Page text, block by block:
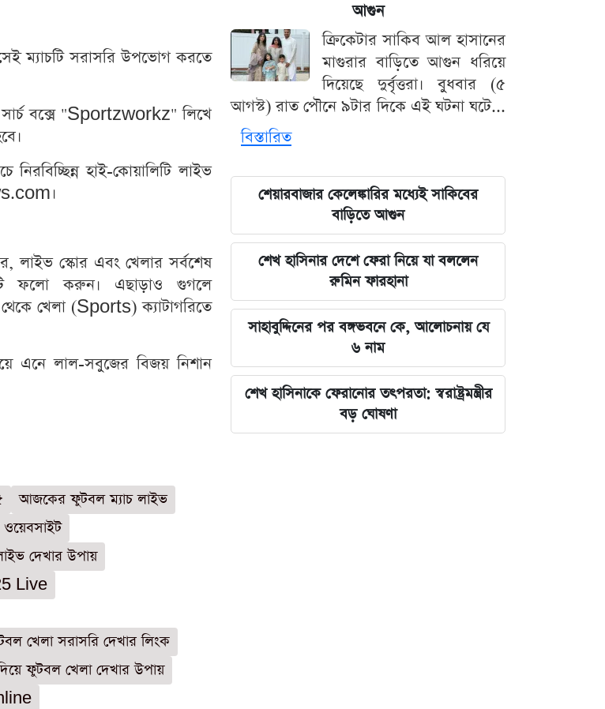
ম্যাচটি সরাসরি উপভোগ করতে
সার্চ বক্সে "Sportzworkz" লিখে
হাই-কোয়ালিটি লাইভ
লাইভ স্কোর এবং খেলার সর্বশেষ
ফলো করুন। এছাড়াও গুগলে
খেলা (Sports) ক্যাটাগরিতে
এনে লাল-সবুজের বিজয় নিশান
আজকের ফুটবল ম্যাচ লাইভ
দেখার উপায়
Live
খেলা সরাসরি দেখার লিংক
ফুটবল খেলা দেখার উপায়
আগুন
ক্রিকেটার সাকিব আল হাসানের
মাগুরার বাড়িতে আগুন ধরিয়ে
দিয়েছে দুর্বৃত্তরা। বুধবার (৫
আগস্ট) রাত পৌনে ৯টার দিকে এই ঘটনা ঘটে...
বিস্তারিত
শেয়ারবাজার কেলেঙ্কারির মধ্যেই সাকিবের
বাড়িতে আগুন
শেখ হাসিনার দেশে ফেরা নিয়ে যা বললেন
রুমিন ফারহানা
সাহাবুদ্দিনের পর বঙ্গভবনে কে, আলোচনায় যে
৬ নাম
শেখ হাসিনাকে ফেরানোর তৎপরতা: স্বরাষ্ট্রমন্ত্রীর
বড় ঘোষণা